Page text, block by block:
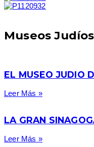
Museos Judíos
EL MUSEO JUDIO
Leer Más »
LA GRAN
Leer Más »